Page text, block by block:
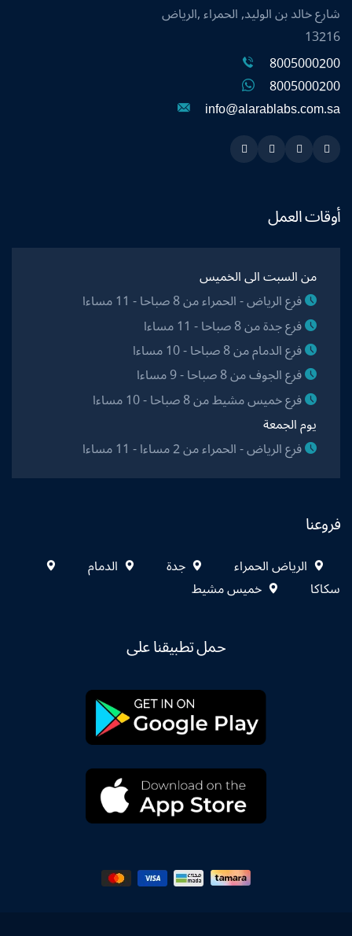
شارع خالد بن الوليد, الحمراء ,الرياض
13216
8005000200
8005000200
info@alarablabs.com.sa
Snapchat
Twitter
Linkedin
Instagram
أوقات العمل
من السبت الى الخميس
فرع الرياض - الحمراء من 8 صباحا - 11 مساءا
فرع جدة من 8 صباحا - 11 مساءا
فرع الدمام من 8 صباحا - 10 مساءا
فرع الجوف من 8 صباحا - 9 مساءا
فرع خميس مشيط من 8 صباحا - 10 مساءا
يوم الجمعة
فرع الرياض - الحمراء من 2 مساءا - 11 مساءا
فروعنا
الرياض الحمراء جدة
الدمام
سكاكا
خميس مشيط
حمل تطبيقنا على